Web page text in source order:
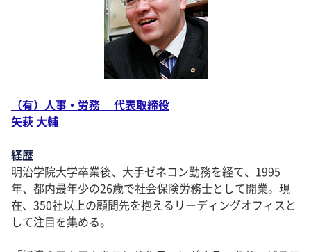
（有）人事・労務 代表取締役
矢萩 大輔
経歴
明治学院大学卒業後、大手ゼネコン勤務を経て、1995
年、都内最年少の26歳で社会保険労務士として開業。現
在、350社以上の顧問先を抱えるリーディングオフィスと
して注目を集める。